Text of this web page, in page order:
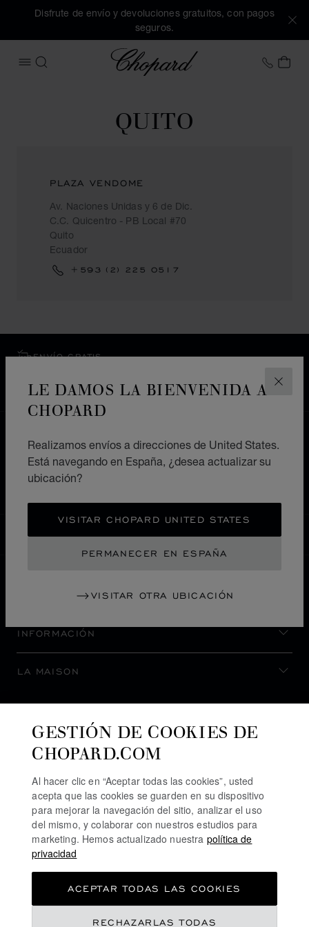
LE DAMOS LA BIENVENIDA A
CHOPARD
Realizamos envíos a direcciones de United States.
Está navegando en España, ¿desea actualizar su
ubicación?
VISITAR CHOPARD UNITED STATES
PERMANECER EN ESPAÑA
VISITAR OTRA UBICACIÓN
Disfrute de envío y devoluciones gratuitos, con pagos
seguros.
ABRIR MENÚ
BUSCAR
Chopard +34
MI
QUITO
PLAZA VENDOME
Av. Naciones Unidas y 6 de Dic.
C.C. Quicentro - PB Local #70
Quito
Ecuador
+593 (2) 225 0517
ENVÍO GRATIS
DEVOLUCIONES Y CAMBIOS
TODAS LAS TIENDAS
AMÉRICA DEL SUR Y EL CARIBE
ESPAÑA
LOCALIZACIÓN (CAMBIAR PAÍS)
CAMBIAR PAÍS
INFORMACIÓN
LA MAISON
SUSCRIBIRSE AL BOLETÍN
POLÍTICA DE COOKIES
GESTIÓN DE COOKIES DE
CHOPARD.COM
Al hacer clic en “Aceptar todas las cookies”, usted
acepta que las cookies se guarden en su dispositivo
para mejorar la navegación del sitio, analizar el uso
del mismo, y colaborar con nuestros estudios para
marketing. Hemos actualizado nuestra política de
privacidad
RECHAZARLAS TODAS
ACEPTAR TODAS LAS COOKIES